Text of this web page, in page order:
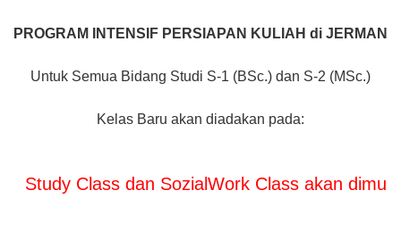
PROGRAM INTENSIF PERSIAPAN KULIAH di JERMAN
Untuk Semua Bidang Studi S-1 (BSc.) dan S-2 (MSc.)
Kelas Baru akan diadakan pada:
Class dan SozialWork Class akan dimulai